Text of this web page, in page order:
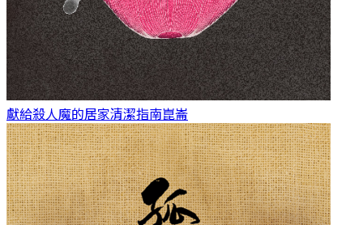
獻給殺人魔的居家清潔指南崑崙